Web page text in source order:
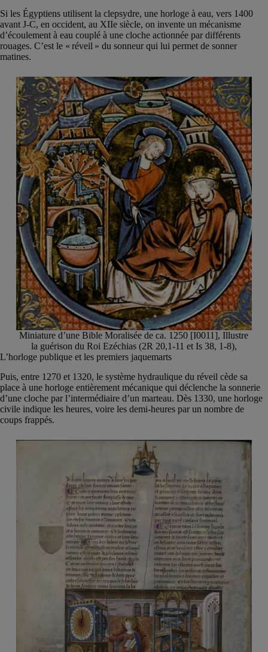
Si les Égyptiens utilisent la clepsydre, une horloge à eau, vers 1400
avant J-C, en occident, au XIIe siècle, on invente un mécanisme
d’écoulement à eau couplé à une cloche actionnée par différents
rouages. C’est le « réveil » du sonneur qui lui permet de sonner
matines.
Miniature d’une Bible Moralisée de ca. 1250 [I0011], Illustre
la guérison du Roi Ezéchias (2R 20,1-11 et Is 38, 1-8),
L’horloge publique et les premiers jaquemarts
Puis, entre 1270 et 1320, le système hydraulique du réveil cède sa
place à une horloge entièrement mécanique qui déclenche la sonnerie
d’une cloche par l’intermédiaire d’un marteau. Dès 1330, une horloge
civile indique les heures, voire les demi-heures par un nombre de
coups frappés.